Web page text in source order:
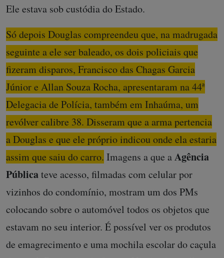
Ele estava sob custódia do Estado.
Só depois Douglas compreendeu que, na madrugada
seguinte a ele ser baleado, os dois policiais que
fizeram disparos, Francisco das Chagas Garcia
Júnior e Allan Souza Rocha, apresentaram na 44ª
Delegacia de Polícia, também em Inhaúma, um
revólver calibre 38. Disseram que a arma pertencia
a Douglas e que ele próprio indicou onde ela estaria
assim que saiu do carro. Imagens a que aAgência
Públicateve acesso, filmadas com celular por
vizinhos do condomínio, mostram um dos PMs
colocando sobre o automóvel todos os objetos que
estavam no seu interior. É possível ver os produtos
de emagrecimento e uma mochila escolar do caçula